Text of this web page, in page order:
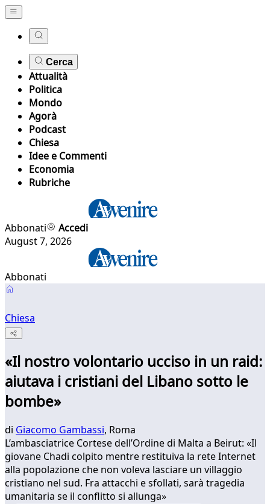
Cerca
Attualità
Politica
Mondo
Agorà
Podcast
Chiesa
Idee e Commenti
Economia
Rubriche
Abbonati
Accedi
August 7, 2026
Abbonati
Chiesa
«Il nostro volontario ucciso in un raid:
aiutava i cristiani del Libano sotto le
bombe»
di Giacomo Gambassi, Roma
L’ambasciatrice Cortese dell’Ordine di Malta a Beirut: «Il
giovane Chadi colpito mentre restituiva la rete Internet
alla popolazione che non voleva lasciare un villaggio
cristiano nel sud. Fra attacchi e sfollati, sarà tragedia
umanitaria se il conflitto si allunga»